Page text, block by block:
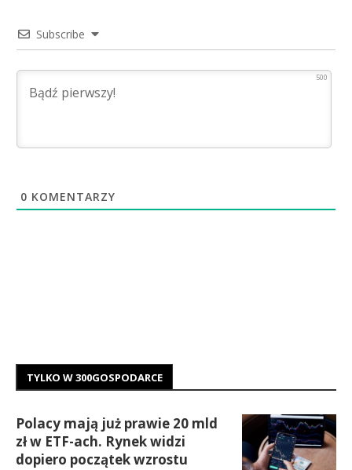
Subscribe
500
0 KOMENTARZY
TYLKO W 300GOSPODARCE
Polacy mają już prawie 20 mld
zł w ETF-ach. Rynek widzi
dopiero początek wzrostu